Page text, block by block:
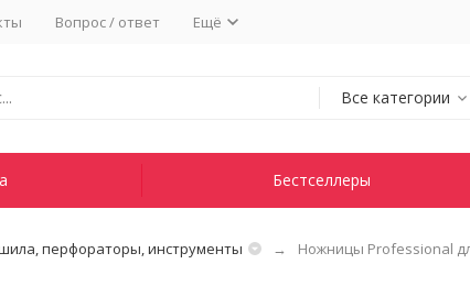
Вопрос / ответ Ещё
Все категории
Бестселлеры
перфораторы, инструменты Ножницы Professional